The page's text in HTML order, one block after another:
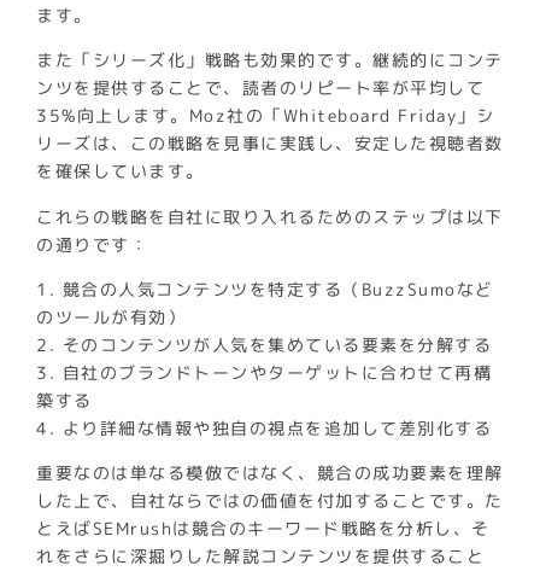
ます。
また「シリーズ化」戦略も効果的です。継続的にコンテ
ンツを提供することで、読者のリピート率が平均して
35%向上します。Moz社の「Whiteboard Friday」シ
リーズは、この戦略を見事に実践し、安定した視聴者数
を確保しています。
これらの戦略を自社に取り入れるためのステップは以下
の通りです：
1. 競合の人気コンテンツを特定する（BuzzSumoなど
のツールが有効）
2. そのコンテンツが人気を集めている要素を分解する
3. 自社のブランドトーンやターゲットに合わせて再構
築する
4. より詳細な情報や独自の視点を追加して差別化する
重要なのは単なる模倣ではなく、競合の成功要素を理解
した上で、自社ならではの価値を付加することです。た
とえばSEMrushは競合のキーワード戦略を分析し、そ
れをさらに深掘りした解説コンテンツを提供すること